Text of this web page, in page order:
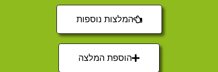
המלצות נוספות
הוספת המלצה